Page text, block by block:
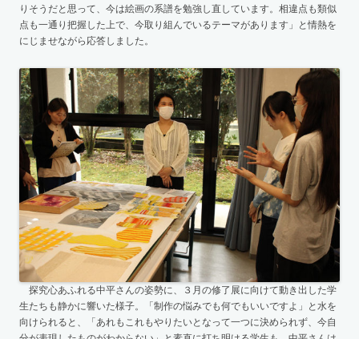
りそうだと思って、今は絵画の系譜を勉強し直しています。相違点も類似
点も一通り把握した上で、今取り組んでいるテーマがあります」と情熱を
にじませながら応答しました。
探究心あふれる中平さんの姿勢に、３月の修了展に向けて動き出した学
生たちも静かに響いた様子。「制作の悩みでも何でもいいですよ」と水を
向けられると、「あれもこれもやりたいとなって一つに決められず、今自